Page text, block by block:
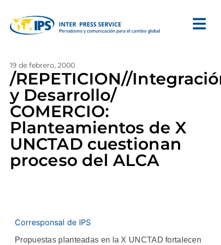
19 de febrero, 2000
/REPETICION//
y Desarrollo/
COMERCIO:
Planteamientos de X
UNCTAD cuestionan
proceso del ALCA
Corresponsal de IPS
Propuestas planteadas en la X UNCTAD fortalecen